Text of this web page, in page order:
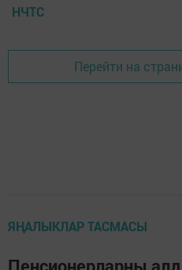
НЧТС
Перейти на
ЯҢАЛЫКЛАР ТАСМАСЫ